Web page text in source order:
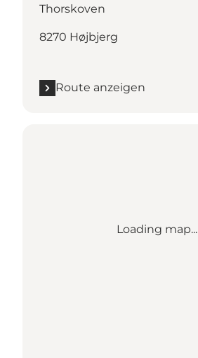
Thorskoven
8270 Højbjerg
Route anzeigen
Loading map...